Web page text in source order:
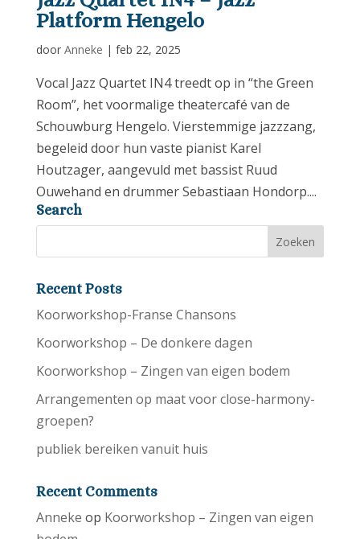
Platform Hengelo
door Anneke | feb 22, 2025
Vocal Jazz Quartet IN4 treedt op in “the Green
Room”, het voormalige theatercafé van de
Schouwburg Hengelo. Vierstemmige jazzzang,
begeleid door hun vaste pianist Karel
Houtzager, aangevuld met bassist Ruud
Ouwehand en drummer Sebastiaan Hondorp....
Search
Recent Posts
Koorworkshop-Franse Chansons
Koorworkshop – De donkere dagen
Koorworkshop – Zingen van eigen bodem
Arrangementen op maat voor close-harmony-
groepen?
publiek bereiken vanuit huis
Recent Comments
Anneke op Koorworkshop – Zingen van eigen